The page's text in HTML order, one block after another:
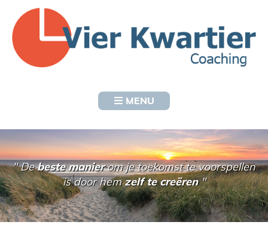
MENU
" Debeste manierom je toekomst te voorspellen
is door hemzelf te creëren"